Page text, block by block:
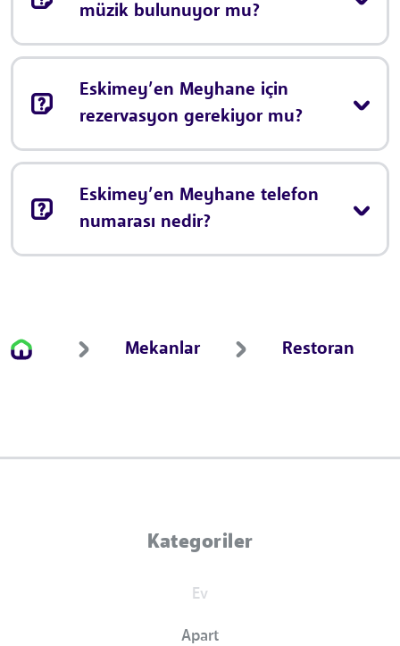
müzik bulunuyor mu?
Eskimey’en Meyhane için
rezervasyon gerekiyor mu?
Eskimey’en Meyhane telefon
numarası nedir?
Mekanlar Restoran
Kategoriler
Ev
Apart